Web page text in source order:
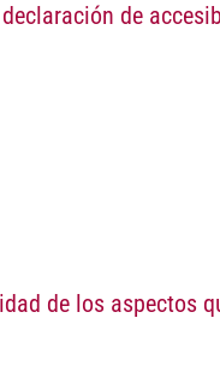
de
de los aspectos